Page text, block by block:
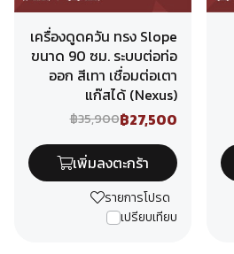
เครื่องดูดควัน ทรง Slope
ขนาด 90 ซม. ระบบต่อท่อ
ออก สีเทา เชื่อมต่อเตา
แก๊สได้ (Nexus)
฿35,900฿27,500
เพิ่มลงตะกร้า
รายการโปรด
เปรียบเทียบ